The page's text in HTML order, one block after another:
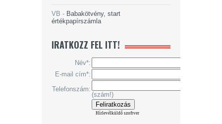
VB - Babakötvény, start
értékpapírszámla
IRATKOZZ FEL ITT!
Név*:
E-mail cím*:
Telefonszám:
(szám!)
Hírlevélküldő szoftver